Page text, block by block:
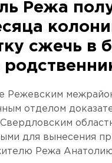
Режа
сжечь в
Режевским
отделом
для вынесения
Режа